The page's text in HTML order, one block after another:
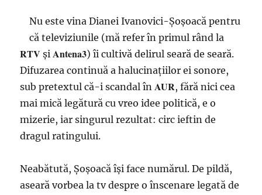
tu
ce
îți
spun?
Îţi
ordon
VIDEO
Nu este vina Dianei Ivanovici-Şoşoacă pentru
că televiziunile (mă refer în primul rând la
RTVşiAntena3) îi cultivă delirul seară de seară.
Difuzarea continuă a halucinaţiilor ei sonore,
sub pretextul că-i scandal înAUR, fără nici cea
mai mică legătură cu vreo idee politică, e o
mizerie, iar singurul rezultat: circ ieftin de
dragul ratingului.
Neabătută, Şoşoacă îşi face numărul. De pildă,
aseară vorbea la tv despre o înscenare legată de